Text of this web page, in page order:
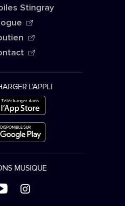
Stingray
L'APPLI
MUSIQUE
&